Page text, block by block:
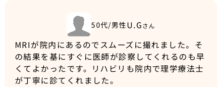
50代/男性 U.G さん
MRIが院内にあるのでスムーズに撮れました。そ
の結果を基にすぐに医師が診察してくれるのも早
くてよかったです。リハビリも院内で理学療法士
が丁寧に診てくれました。